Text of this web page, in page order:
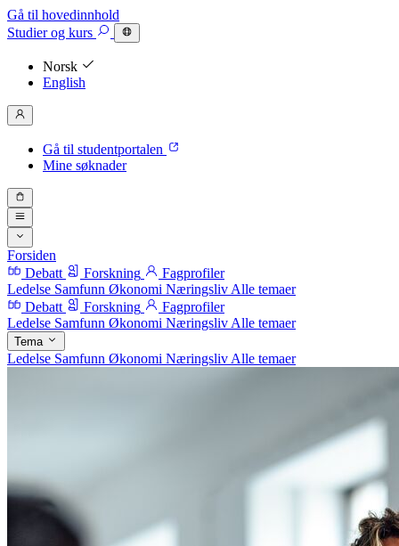
Gå til hovedinnhold
Studierog kurs
Norsk
English
Gå til studentportalen
Mine søknader
Forsiden
Debatt
Forskning
Fagprofiler
Ledelse Samfunn Økonomi Næringsliv Alle temaer
Debatt
Forskning
Fagprofiler
Ledelse Samfunn Økonomi Næringsliv Alle temaer
Tema
Ledelse Samfunn Økonomi Næringsliv Alle temaer